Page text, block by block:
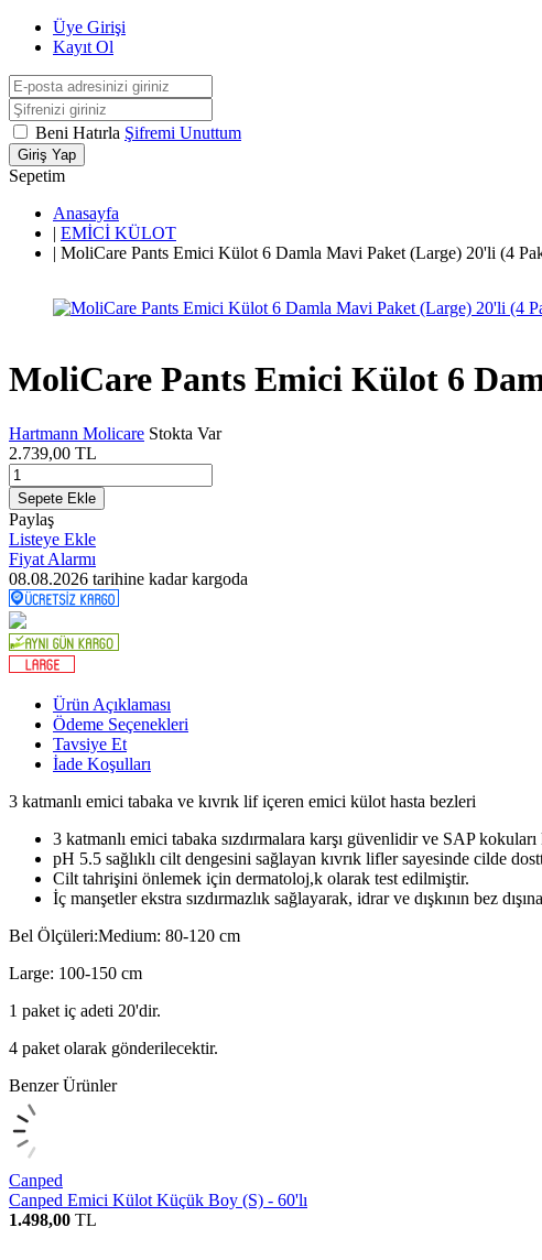
Üye Girişi
Kayıt Ol
Beni Hatırla Şifremi Unuttum
Giriş Yap
Sepetim
Anasayfa
| EMİCİ KÜLOT
| MoliCare Pants Emici Külot 6 Damla Mavi Paket (Large) 20'li (4
MoliCare Pants Emici Külot 6
Hartmann Molicare Stokta Var
2.739,00 TL
Sepete Ekle
Paylaş
Listeye Ekle
Fiyat Alarmı
08.08.2026 tarihine kadar kargoda
Ürün Açıklaması
Ödeme Seçenekleri
Tavsiye Et
İade Koşulları
3 katmanlı emici tabaka ve kıvrık lif içeren emici külot hasta bezleri
3 katmanlı emici tabaka sızdırmalara karşı güvenlidir ve SAP
pH 5.5 sağlıklı cilt dengesini sağlayan kıvrık lifler sayesinde cilde
Cilt tahrişini önlemek için dermatoloj,k olarak test edilmiştir.
İç manşetler ekstra sızdırmazlık sağlayarak, idrar ve dışkının bez dışına
Bel Ölçüleri:Medium: 80-120 cm
Large: 100-150 cm
1 paket iç adeti 20'dir.
4 paket olarak gönderilecektir.
Benzer Ürünler
Canped
Canped Emici Külot Küçük Boy (S) - 60'lı
1.498,00 TL